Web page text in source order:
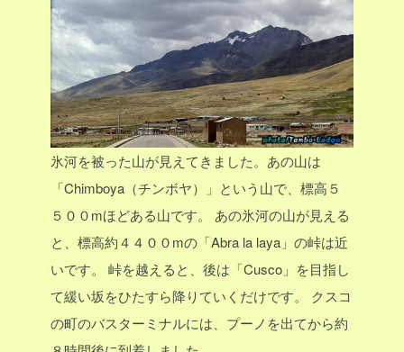
氷河を被った山が見えてきました。あの山は
「Chimboya（チンボヤ）」という山で、標高５
５００mほどある山です。
あの氷河の山が見える
と、標高約４４００mの「Abra la laya」の峠は近
いです。
峠を越えると、後は「Cusco」を目指し
て緩い坂をひたすら降りていくだけです。
クスコ
の町のバスターミナルには、プーノを出てから約